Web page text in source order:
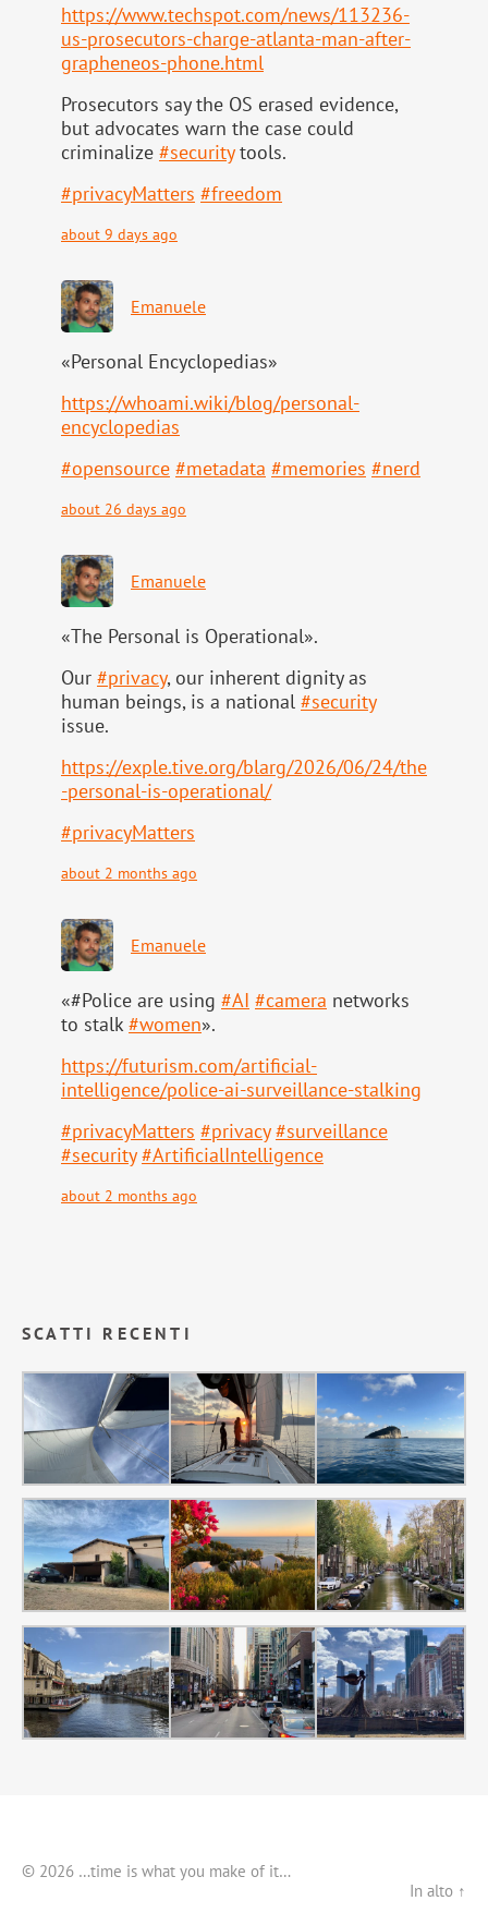
https://www.techspot.com/news/113236-
us-prosecutors-charge-atlanta-man-after-
grapheneos-phone.html
Prosecutors say the OS erased evidence,
but advocates warn the case could
criminalize #securitytools.
#privacyMatters #freedom
about 9 days ago
Emanuele
«Personal Encyclopedias»
https://whoami.wiki/blog/personal-
encyclopedias
#opensource #metadata #memories #nerd
about 26 days ago
Emanuele
«The Personal is Operational».
Our #privacy, our inherent dignity as
human beings, is a national #security
issue.
https://exple.tive.org/blarg/2026/06/24/the
-personal-is-operational/
#privacyMatters
about 2 months ago
Emanuele
«#Police are using #AI #camera networks
to stalk#women».
https://futurism.com/artificial-
intelligence/police-ai-surveillance-stalking
#privacyMatters #privacy #surveillance
#security #ArtificialIntelligence
about 2 months ago
SCATTI RECENTI
© 2026 …time is what you make of it…
In alto ↑